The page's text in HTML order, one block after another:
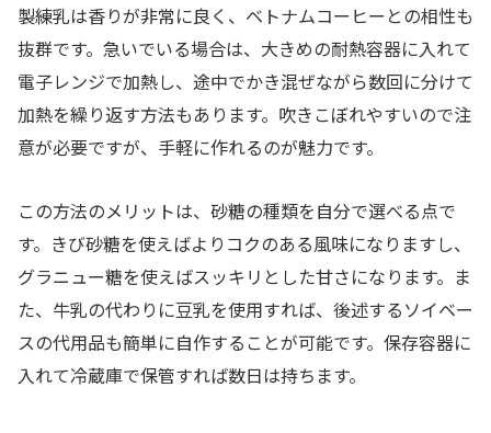
製練乳は香りが非常に良く、ベトナムコーヒーとの相性も
抜群です。急いでいる場合は、大きめの耐熱容器に入れて
電子レンジで加熱し、途中でかき混ぜながら数回に分けて
加熱を繰り返す方法もあります。吹きこぼれやすいので注
意が必要ですが、手軽に作れるのが魅力です。
この方法のメリットは、砂糖の種類を自分で選べる点で
す。きび砂糖を使えばよりコクのある風味になりますし、
グラニュー糖を使えばスッキリとした甘さになります。ま
た、牛乳の代わりに豆乳を使用すれば、後述するソイベー
スの代用品も簡単に自作することが可能です。保存容器に
入れて冷蔵庫で保管すれば数日は持ちます。